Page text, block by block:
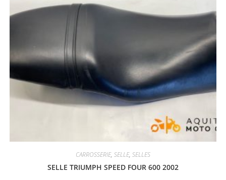
CARROSSERIE, SELLE, SELLES
SELLE TRIUMPH SPEED FOUR 600 2002